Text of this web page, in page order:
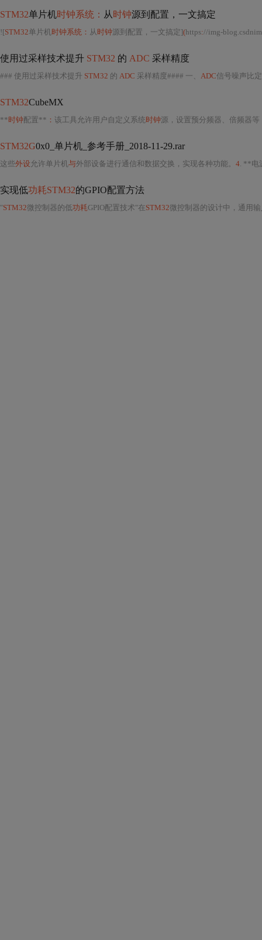
STM32单片机时钟系统： 从时钟源到配置，一文搞定
![STM32单片机时钟系统： 从时钟源到配置，一文搞定](https://img-
使用过采样技术提升 STM32 的 ADC 采样精度
### 使用过采样技术提升 STM32 的 ADC 采样精度#### 一、 ADC信号噪声比定
STM32CubeMX
**时钟配置** ： 该工具允许用户自定义系统时钟源，设置预分频器、倍频器等
STM32G0x0_单片机_参考手册_2018-11-29.rar
这些外设 允许单片机与外部设备进行通信和数据交换，实现各种功能。 4. **电
实现低功耗STM32的GPIO配置方法
"STM32微控制器的低功耗GPIO配置技术"在STM32微控制器的设计中，通用